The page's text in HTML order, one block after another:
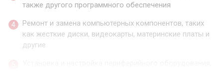
также другого программного обеспечения
Ремонт и замена компьютерных компонентов, таких
как жесткие диски, видеокарты, материнские платы и
другие